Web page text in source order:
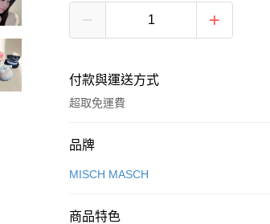
付款與運送方式
超取免運費
付款方式
信用卡一次付款
品牌
MISCH MASCH
商品特色